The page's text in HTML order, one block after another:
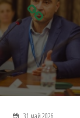
31 май 2026